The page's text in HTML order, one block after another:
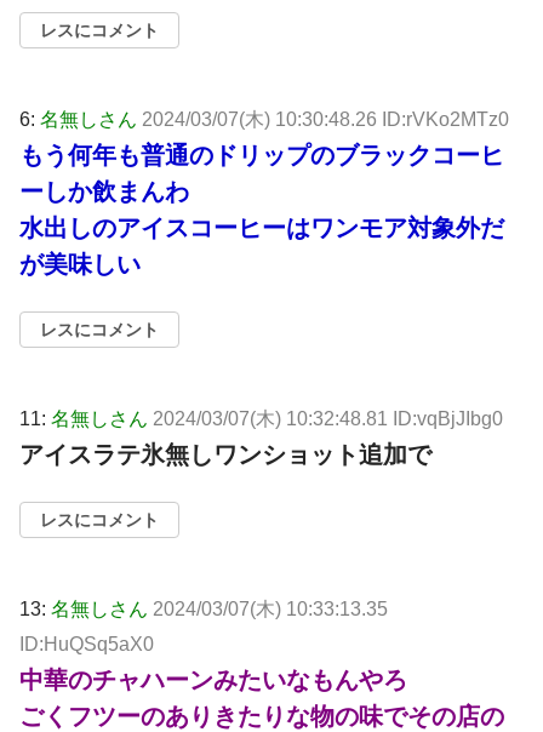
レスにコメント
6: 名無しさん 2024/03/07(木) 10:30:48.26 ID:rVKo2MTz0
もう何年も普通のドリップのブラックコーヒ
ーしか飲まんわ
水出しのアイスコーヒーはワンモア対象外だ
が美味しい
レスにコメント
11: 名無しさん 2024/03/07(木) 10:32:48.81 ID:vqBjJIbg0
アイスラテ氷無しワンショット追加で
レスにコメント
13: 名無しさん 2024/03/07(木) 10:33:13.35
ID:HuQSq5aX0
中華のチャハーンみたいなもんやろ
ごくフツーのありきたりな物の味でその店の